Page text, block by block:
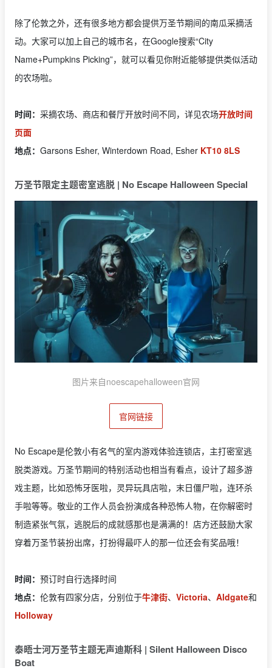
除了伦敦之外，还有很多地方都会提供万圣节期间的南瓜采摘活
动。大家可以加上自己的城市名，在Google搜索“City
Name+Pumpkins Picking”，就可以看见你附近能够提供类似活动
的农场啦。
时间： 采摘农场、商店和餐厅开放时间不同，详见农场开放时间
页面
地点： Garsons Esher, Winterdown Road, Esher KT10 8LS
万圣节限定主题密室逃脱 | No Escape Halloween Special
图片来自noescapehalloween官网
官网链接
No Escape是伦敦小有名气的室内游戏体验连锁店，主打密室逃
脱类游戏。万圣节期间的特别活动也相当有看点，设计了超多游
戏主题，比如恐怖牙医啦，灵异玩具店啦，末日僵尸啦，连环杀
手啦等等。敬业的工作人员会扮演成各种恐怖人物，在你解密时
制造紧张气氛，逃脱后的成就感那也是满满的！店方还鼓励大家
穿着万圣节装扮出席，打扮得最吓人的那一位还会有奖品哦！
时间： 预订时自行选择时间
地点： 伦敦有四家分店，分别位于牛津街、 Victoria、 Aldgate和
Holloway
泰晤士河万圣节主题无声迪斯科 | Silent Halloween Disco
Boat